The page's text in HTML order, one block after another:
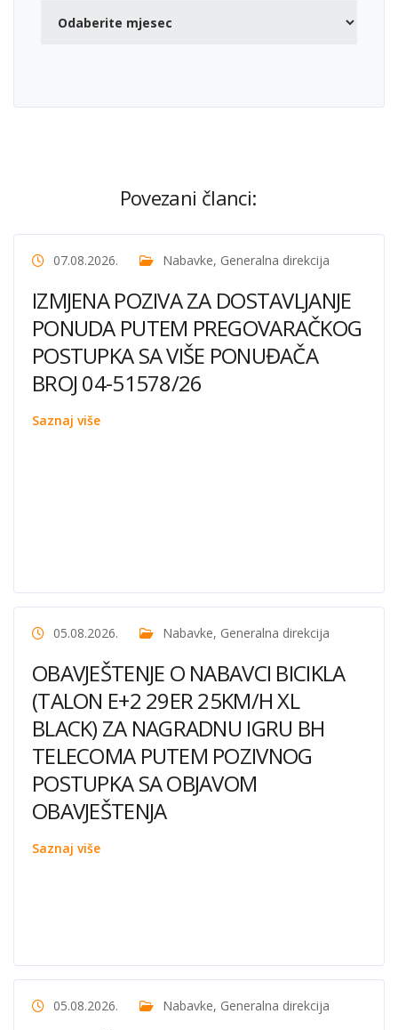
Povezani članci:
07.08.2026. Nabavke, Generalna direkcija
IZMJENA POZIVA ZA DOSTAVLJANJE
PONUDA PUTEM PREGOVARAČKOG
POSTUPKA SA VIŠE PONUĐAČA
BROJ 04-51578/26
Saznaj više
05.08.2026. Nabavke, Generalna direkcija
OBAVJEŠTENJE O NABAVCI BICIKLA
(TALON E+2 29ER 25KM/H XL
BLACK) ZA NAGRADNU IGRU BH
TELECOMA PUTEM POZIVNOG
POSTUPKA SA OBJAVOM
OBAVJEŠTENJA
Saznaj više
05.08.2026. Nabavke, Generalna direkcija